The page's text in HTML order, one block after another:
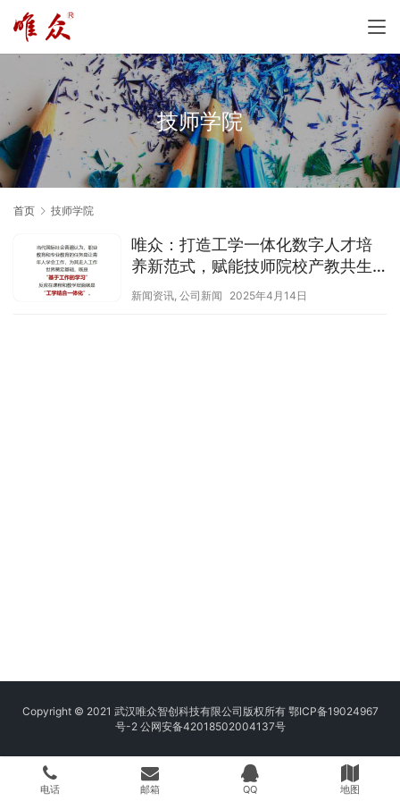
技师学院
首页 技师学院
‌唯众：打造工学一体化数字人才培
养新范式，赋能技师院校产教共生
新生态‌ ‌——以“场景适配×技术赋能
新闻资讯, 公司新闻 2025年4月14日
Copyright © 2021 武汉唯众智创科技有限公司版权所有 鄂ICP备19024967
号-2 公网安备42018502004137号
电话 邮箱 QQ 地图